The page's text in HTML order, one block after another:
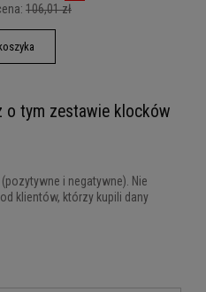
106,01 zł
o tym zestawie klocków
i negatywne). Nie
klientów, którzy kupili dany